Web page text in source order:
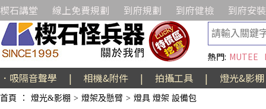
楔石講堂 線上免費規劃 到府規劃 到府健檢 到府安裝
熱門: MUTEE
．吸隔音聲學 | 相機&附件 | 拍攝工具 | 燈光&影棚
首頁 ： 燈光&影棚 > 燈架及懸臂 > 燈具 燈架 設備包